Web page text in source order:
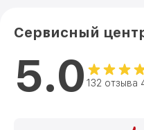
Сервисный
5.0 132 отзыва